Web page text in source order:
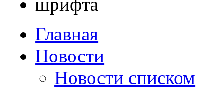
Главная
Новости
Новости списком